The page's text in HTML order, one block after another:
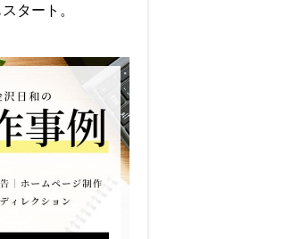
タート。